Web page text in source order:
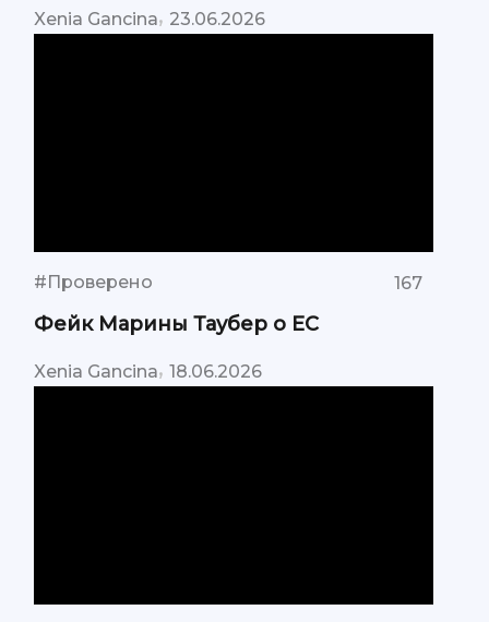
Xenia Gancina, 23.06.2026
#Проверено 167
Фейк Марины Таубер о ЕС
Xenia Gancina,18.06.2026